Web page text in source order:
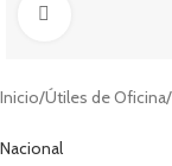
Inicio Útiles de Oficina
Nacional